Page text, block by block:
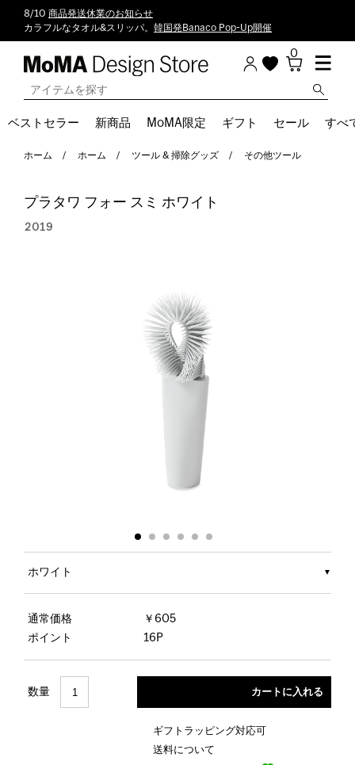
8/10 商品発送休業のお知らせ
カラフルなタオル&スリッパ。 韓国発Banaco Pop-Up開催
0
ベストセラー 新商品 MoMA限定 ギフト セール すべ
ホーム ホーム ツール & 掃除グッズ その他ツール
プラタワ フォー スミ ホワイト
2019
ホワイト
通常価格
￥605
ポイント
16P
数量
ギフトラッピング対応可
送料について